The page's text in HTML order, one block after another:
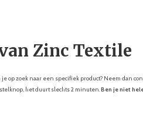
Zinc Textile
op zoek naar een specifiek product? Neem dan
het duurt slechts 2 minuten.Ben je niet